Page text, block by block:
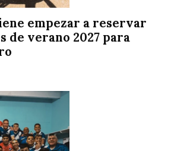
empezar a reservar
de verano 2027 para